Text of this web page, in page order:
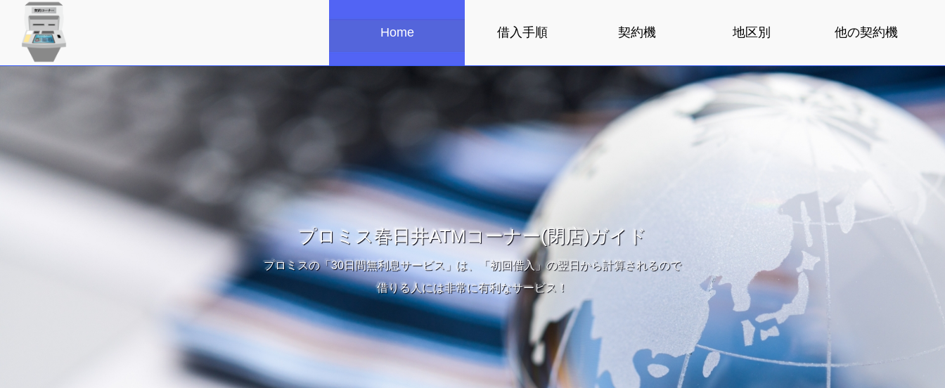
プロミス春日井ATMコーナー(閉店)ガイド
プロミスの「30日間無利息サービス」は、「初回借入」の翌日から計算されるので
借りる人には非常に有利なサービス！
Home 借入手順 契約機 地区別 他の契約機